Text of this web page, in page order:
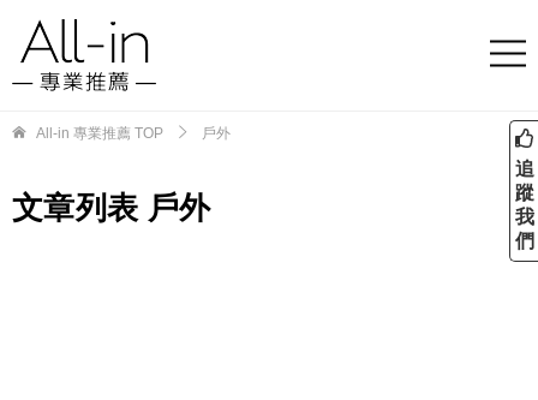
All-in 專業推薦 TOP 戶外
文章列表 戶外
追
蹤
我
們